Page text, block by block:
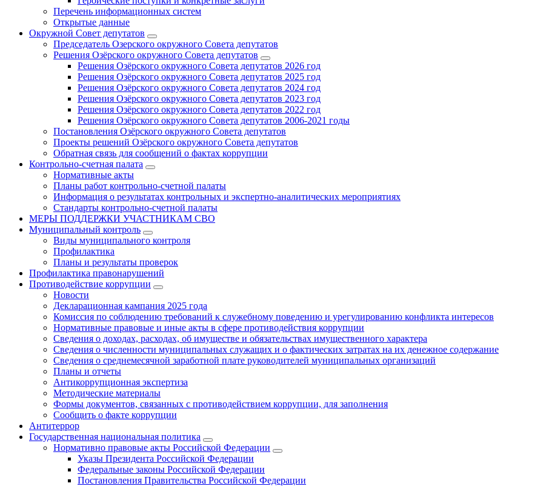
Перечень информационных систем
Открытые данные
Окружной Совет депутатов
Председатель Озерского окружного Совета депутатов
Решения Озёрского окружного Совета депутатов
Решения Озёрского окружного Совета депутатов 2026 год
Решения Озёрского окружного Совета депутатов 2025 год
Решения Озёрского окружного Совета депутатов 2024 год
Решения Озёрского окружного Совета депутатов 2023 год
Решения Озёрского окружного Совета депутатов 2022 год
Решения Озёрского окружного Совета депутатов 2006-2021 годы
Постановления Озёрского окружного Совета депутатов
Проекты решений Озёрского окружного Совета депутатов
Обратная связь для сообщений о фактах коррупции
Контрольно-счетная палата
Нормативные акты
Планы работ контрольно-счетной палаты
Информация о результатах контрольных и экспертно-аналитических мероприятиях
Стандарты контрольно-счетной палаты
МЕРЫ ПОДДЕРЖКИ УЧАСТНИКАМ СВО
Муниципальный контроль
Виды муниципального контроля
Профилактика
Планы и результаты проверок
Профилактика правонарушений
Противодействие коррупции
Новости
Декларационная кампания 2025 года
Комиссия по соблюдению требований к служебному поведению и урегулированию конфликта интересов
Нормативные правовые и иные акты в сфере противодействия коррупции
Сведения о доходах, расходах, об имуществе и обязательствах имущественного характера
Сведения о численности муниципальных служащих и о фактических затратах на их денежное содержание
Сведения о среднемесячной заработной плате руководителей муниципальных организаций
Планы и отчеты
Антикоррупционная экспертиза
Методические материалы
Формы документов, связанных с противодействием коррупции, для заполнения
Сообщить о факте коррупции
Антитеррор
Государственная национальная политика
Нормативно правовые акты Российской Федерации
Указы Президента Российской Федерации
Федеральные законы Российской Федерации
Постановления Правительства Российской Федерации